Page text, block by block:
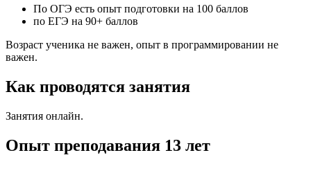
По ОГЭ есть опыт подготовки на 100 баллов
по ЕГЭ на 90+ баллов
Возраст ученика не важен, опыт в программировании не
важен.
Как проводятся занятия
Занятия онлайн.
Опыт преподавания 13 лет